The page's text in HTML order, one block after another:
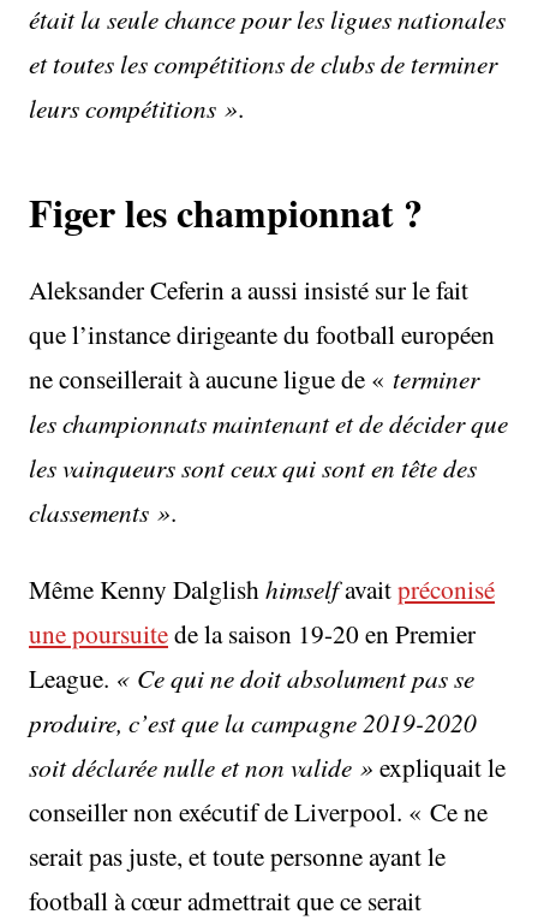
était la seule chance pour les ligues nationales
et toutes les compétitions de clubs de terminer
leurs compétitions ».
Figer les championnat ?
Aleksander Ceferin a aussi insisté sur le fait
que l’instance dirigeante du football européen
ne conseillerait à aucune ligue de « terminer
les championnats maintenant et de décider que
les vainqueurs sont ceux qui sont en tête des
classements ».
Même Kenny Dalglishhimselfavaitpréconisé
une poursuitede la saison 19-20 en Premier
League. « Ce qui ne doit absolument pas se
produire, c’est que la campagne 2019-2020
soit déclarée nulle et non valide » expliquait le
conseiller non exécutif de Liverpool. « Ce ne
serait pas juste, et toute personne ayant le
football à cœur admettrait que ce serait